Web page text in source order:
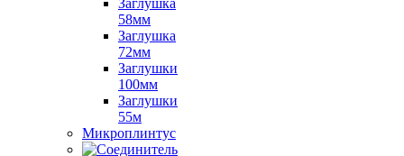
58мм
Заглушка
72мм
Заглушки
100мм
Заглушки
55м
Микроплинтус